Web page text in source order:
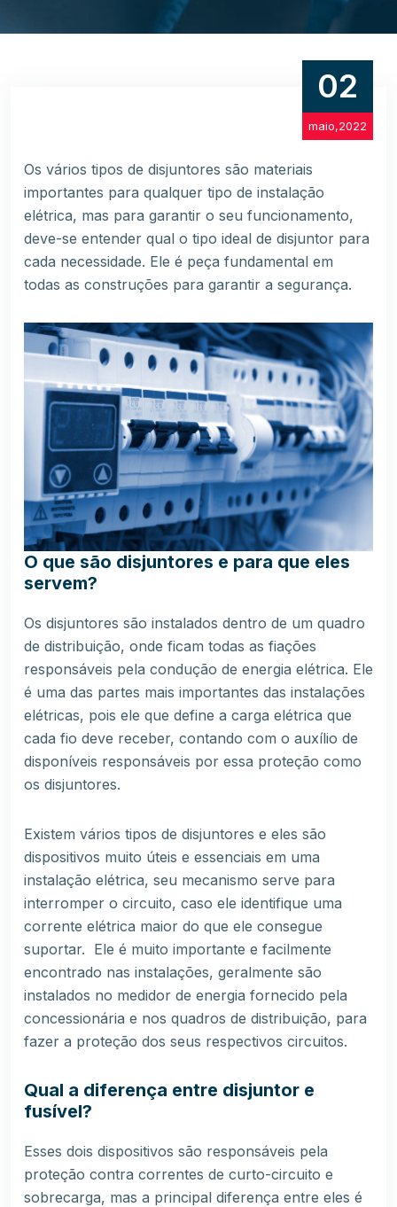
02
maio,2022
Os vários tipos de disjuntores são materiais
importantes para qualquer tipo de instalação
elétrica, mas para garantir o seu funcionamento,
deve-se entender qual o tipo ideal de disjuntor para
cada necessidade. Ele é peça fundamental em
todas as construções para garantir a segurança.
O que são disjuntores e para que eles
servem?
Os disjuntores são instalados dentro de um quadro
de distribuição, onde ficam todas as fiações
responsáveis pela condução de energia elétrica. Ele
é uma das partes mais importantes das instalações
elétricas, pois ele que define a carga elétrica que
cada fio deve receber, contando com o auxílio de
disponíveis responsáveis por essa proteção como
os disjuntores.
Existem vários tipos de disjuntores e eles são
dispositivos muito úteis e essenciais em uma
instalação elétrica, seu mecanismo serve para
interromper o circuito, caso ele identifique uma
corrente elétrica maior do que ele consegue
suportar. Ele é muito importante e facilmente
encontrado nas instalações, geralmente são
instalados no medidor de energia fornecido pela
concessionária e nos quadros de distribuição, para
fazer a proteção dos seus respectivos circuitos.
Qual a diferença entre disjuntor e
fusível?
Esses dois dispositivos são responsáveis pela
proteção contra correntes de curto-circuito e
sobrecarga, mas a principal diferença entre eles é